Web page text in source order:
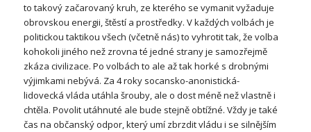
to takový začarovaný kruh, ze kterého se vymanit vyžaduje
obrovskou energii, štěstí a prostředky. V každých volbách je
politickou taktikou všech (včetně nás) to vyhrotit tak, že volba
kohokoli jiného než zrovna té jedné strany je samozřejmě
zkáza civilizace. Po volbách to ale až tak horké s drobnými
výjimkami nebývá. Za 4 roky socansko-anonistická-
lidovecká vláda utáhla šrouby, ale o dost méně než vlastně i
chtěla. Povolit utáhnuté ale bude stejně obtížné. Vždy je také
čas na občanský odpor, který umí zbrzdit vládu i se silnějším